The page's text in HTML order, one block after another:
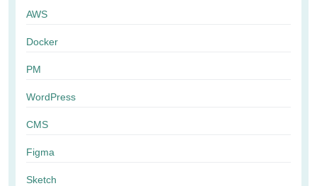
AWS
Docker
PM
WordPress
CMS
Figma
Sketch